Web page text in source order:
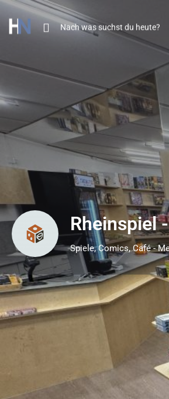
Rheinspiel
Spiele, Comics, Café -
Route
Beschreibung